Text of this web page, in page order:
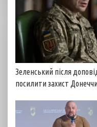
Зеленський після
посилити захист